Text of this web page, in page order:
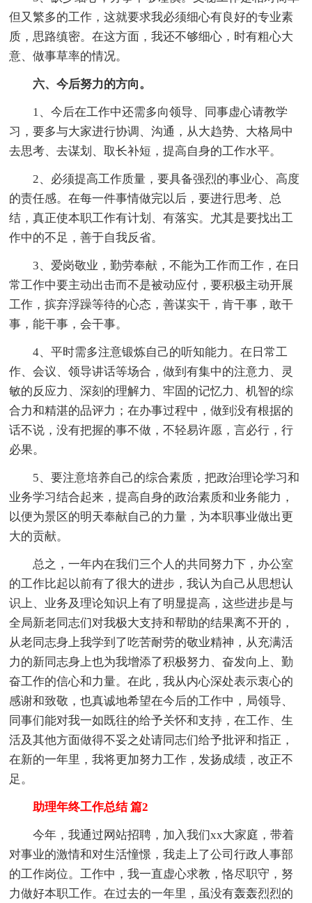
但又繁多的工作，这就要求我必须细心有良好的专业素
质，思路缜密。在这方面，我还不够细心，时有粗心大
意、做事草率的情况。
六、今后努力的方向。
1、今后在工作中还需多向领导、同事虚心请教学
习，要多与大家进行协调、沟通，从大趋势、大格局中
去思考、去谋划、取长补短，提高自身的工作水平。
2、必须提高工作质量，要具备强烈的事业心、高度
的责任感。在每一件事情做完以后，要进行思考、总
结，真正使本职工作有计划、有落实。尤其是要找出工
作中的不足，善于自我反省。
3、爱岗敬业，勤劳奉献，不能为工作而工作，在日
常工作中要主动出击而不是被动应付，要积极主动开展
工作，摈弃浮躁等待的心态，善谋实干，肯干事，敢干
事，能干事，会干事。
4、平时需多注意锻炼自己的听知能力。在日常工
作、会议、领导讲话等场合，做到有集中的注意力、灵
敏的反应力、深刻的理解力、牢固的记忆力、机智的综
合力和精湛的品评力；在办事过程中，做到没有根据的
话不说，没有把握的事不做，不轻易许愿，言必行，行
必果。
5、要注意培养自己的综合素质，把政治理论学习和
业务学习结合起来，提高自身的政治素质和业务能力，
以便为景区的明天奉献自己的力量，为本职事业做出更
大的贡献。
总之，一年内在我们三个人的共同努力下，办公室
的工作比起以前有了很大的进步，我认为自己从思想认
识上、业务及理论知识上有了明显提高，这些进步是与
全局新老同志们对我极大支持和帮助的结果离不开的，
从老同志身上我学到了吃苦耐劳的敬业精神，从充满活
力的新同志身上也为我增添了积极努力、奋发向上、勤
奋工作的信心和力量。在此，我从内心深处表示衷心的
感谢和致敬，也真诚地希望在今后的工作中，局领导、
同事们能对我一如既往的给予关怀和支持，在工作、生
活及其他方面做得不妥之处请同志们给予批评和指正，
在新的一年里，我将更加努力工作，发扬成绩，改正不
足。
助理年终工作总结 篇2
今年，我通过网站招聘，加入我们xx大家庭，带着
对事业的激情和对生活憧憬，我走上了公司行政人事部
的工作岗位。工作中，我一直虚心求教，恪尽职守，努
力做好本职工作。在过去的一年里，虽没有轰轰烈烈的